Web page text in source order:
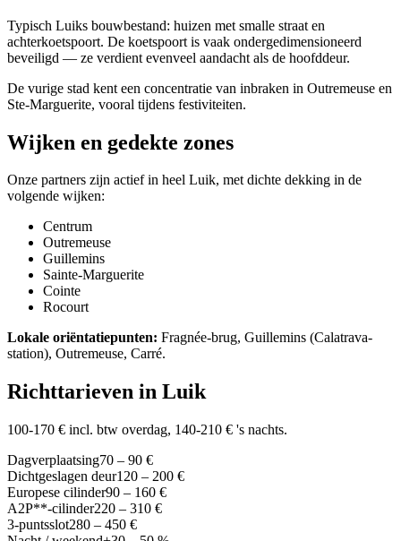
Typisch Luiks bouwbestand: huizen met smalle straat en
achterkoetspoort. De koetspoort is vaak ondergedimensioneerd
beveiligd — ze verdient evenveel aandacht als de hoofddeur.
De vurige stad kent een concentratie van inbraken in Outremeuse en
Ste-Marguerite, vooral tijdens festiviteiten.
Wijken en gedekte zones
Onze partners zijn actief in heel Luik, met dichte dekking in de
volgende wijken:
Centrum
Outremeuse
Guillemins
Sainte-Marguerite
Cointe
Rocourt
Lokale oriëntatiepunten: Fragnée-brug, Guillemins (Calatrava-
station), Outremeuse, Carré.
Richttarieven in Luik
100-170 € incl. btw overdag, 140-210 € 's nachts.
Dagverplaatsing70 – 90 €
Dichtgeslagen deur120 – 200 €
Europese cilinder90 – 160 €
A2P**-cilinder220 – 310 €
3-puntsslot280 – 450 €